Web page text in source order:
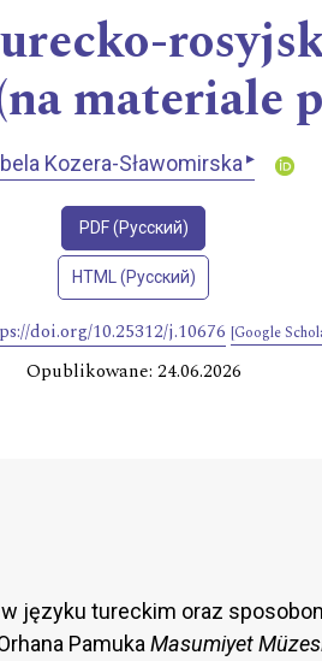
materiale
Kozera-Sławomirska▸
PDF (Русский)
HTML (Русский)
doi.org/10.25312/j.10676 [Google
Opublikowane: 24.06.2026
języku tureckim oraz
PamukaMasumiyet